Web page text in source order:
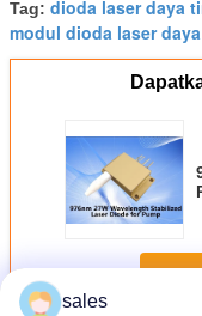
Tag: dioda laser daya
modul dioda laser
sales